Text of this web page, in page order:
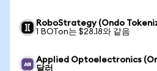
RoboStrategy (Ondo
1 BOTon는 $28.18와 같음
Applied Optoelectronics
달러